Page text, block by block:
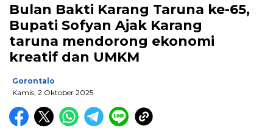
Bulan Bakti Karang Taruna ke-65,
Bupati Sofyan Ajak Karang
taruna mendorong ekonomi
kreatif dan UMKM
Gorontalo
Kamis, 2 Oktober 2025